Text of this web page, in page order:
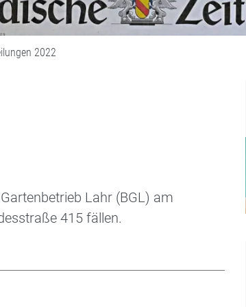
2022
Lahr (BGL) am
415 fällen.